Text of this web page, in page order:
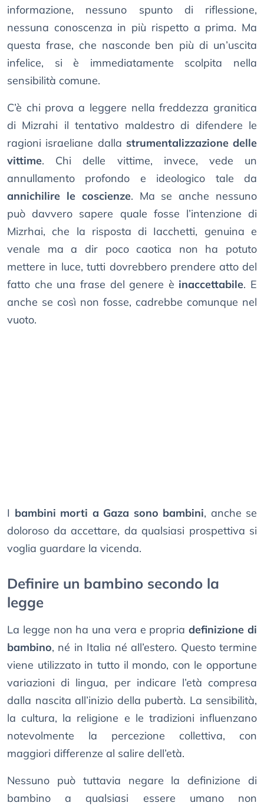
informazione, nessuno spunto di riflessione,
nessuna conoscenza in più rispetto a prima. Ma
questa frase, che nasconde ben più di un’uscita
infelice, si è immediatamente scolpita nella
sensibilità comune.
C’è chi prova a leggere nella freddezza granitica
di Mizrahi il tentativo maldestro di difendere le
ragioni israeliane dalla strumentalizzazione delle
vittime. Chi delle vittime, invece, vede un
annullamento profondo e ideologico tale da
annichilire le coscienze. Ma se anche nessuno
può davvero sapere quale fosse l’intenzione di
Mizrhai, che la risposta di Iacchetti, genuina e
venale ma a dir poco caotica non ha potuto
mettere in luce, tutti dovrebbero prendere atto del
fatto che una frase del genere è inaccettabile. E
anche se così non fosse, cadrebbe comunque nel
vuoto.
I bambini morti a Gaza sono bambini, anche se
doloroso da accettare, da qualsiasi prospettiva si
voglia guardare la vicenda.
Definire un bambino secondo la
legge
La legge non ha una vera e propriadefinizione di
bambino, né in Italia né all’estero. Questo termine
viene utilizzato in tutto il mondo, con le opportune
variazioni di lingua, per indicare l’età compresa
dalla nascita all’inizio della pubertà. La sensibilità,
la cultura, la religione e le tradizioni influenzano
notevolmente la percezione collettiva, con
maggiori differenze al salire dell’età.
Nessuno può tuttavia negare la definizione di
bambino a qualsiasi essere umano non